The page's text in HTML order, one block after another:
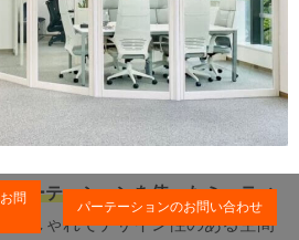
パーテーションを使ったミーティ
おしゃれでデザイン性のある空間
問
パーテーションのお問い合わせ